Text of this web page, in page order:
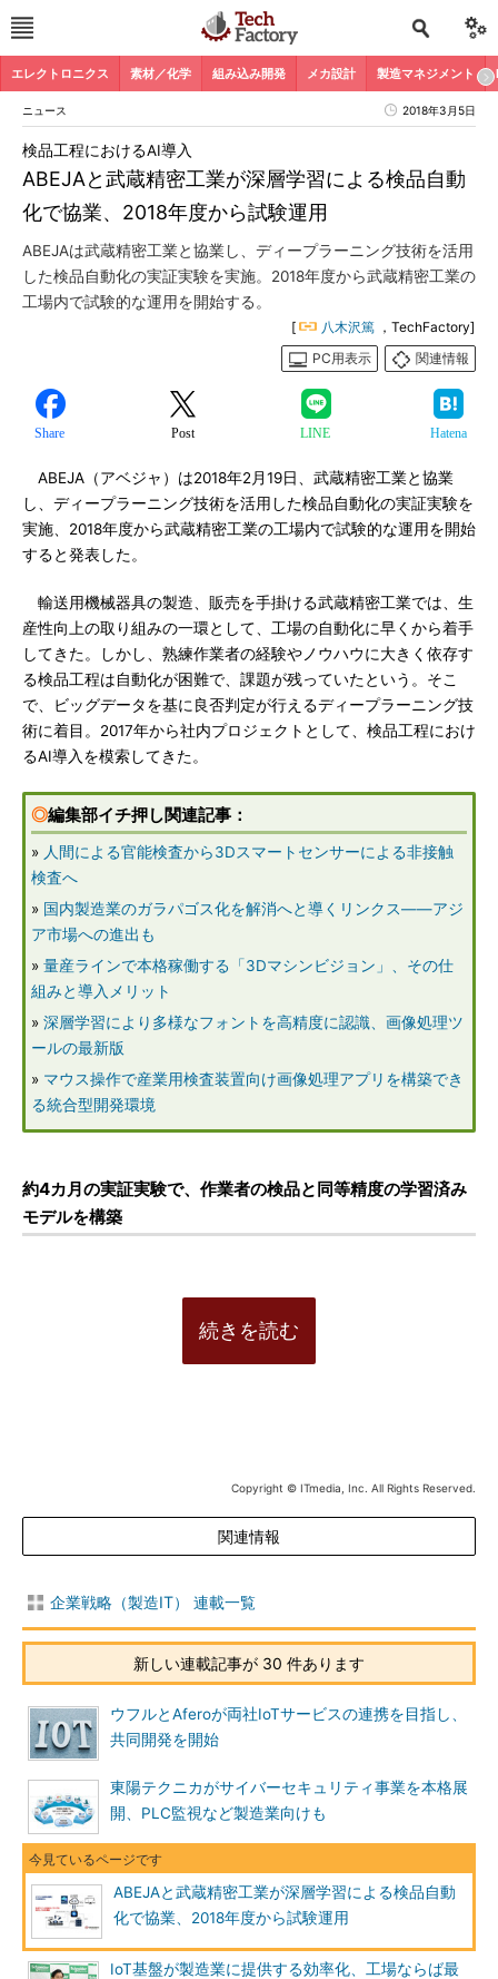
エレクトロニクス 素材／化学 組み込み開発 メカ設計 製造マネジメント
ニュース 2018年3月5日
ABEJAと武蔵精密工業が深層学習による検品自動
化で協業、2018年度から試験運用
検品工程におけるAI導入
ABEJAは武蔵精密工業と協業し、ディープラーニング技術を活用
した検品自動化の実証実験を実施。2018年度から武蔵精密工業の
工場内で試験的な運用を開始する。
[ 八木沢篤 ，TechFactory]
PC用表示
関連情報
Share Post LINE Hatena
ABEJA（アベジャ）は2018年2月19日、武蔵精密工業と協業
し、ディープラーニング技術を活用した検品自動化の実証実験を
実施、2018年度から武蔵精密工業の工場内で試験的な運用を開始
すると発表した。
輸送用機械器具の製造、販売を手掛ける武蔵精密工業では、生
産性向上の取り組みの一環として、工場の自動化に早くから着手
してきた。しかし、熟練作業者の経験やノウハウに大きく依存す
る検品工程は自動化が困難で、課題が残っていたという。そこ
で、ビッグデータを基に良否判定が行えるディープラーニング技
術に着目。2017年から社内プロジェクトとして、検品工程におけ
るAI導入を模索してきた。
◎編集部イチ押し関連記事：
» 人間による官能検査から3Dスマートセンサーによる非接触
検査へ
» 国内製造業のガラパゴス化を解消へと導くリンクス――アジ
ア市場への進出も
» 量産ラインで本格稼働する「3Dマシンビジョン」、その仕
組みと導入メリット
» 深層学習により多様なフォントを高精度に認識、画像処理ツ
ールの最新版
» マウス操作で産業用検査装置向け画像処理アプリを構築でき
る統合型開発環境
約4カ月の実証実験で、作業者の検品と同等精度の学習済み
モデルを構築
続きを読む
Copyright © ITmedia, Inc. All Rights Reserved.
関連情報
企業戦略（製造IT） 連載一覧
新しい連載記事が 30 件あります
ウフルとAferoが両社IoTサービスの連携を目指し、
共同開発を開始
東陽テクニカがサイバーセキュリティ事業を本格展
開、PLC監視など製造業向けも
ABEJAと武蔵精密工業が深層学習による検品自動
化で協業、2018年度から試験運用
IoT基盤が製造業に提供する効率化、工場ならば最